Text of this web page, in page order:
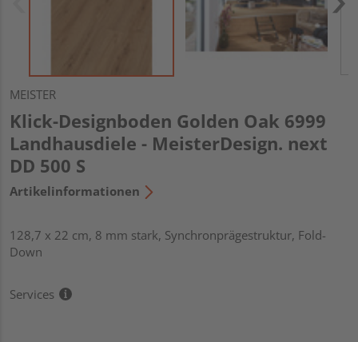
MEISTER
Klick-Designboden Golden Oak 6999
Landhausdiele - MeisterDesign. next
DD 500 S
Artikelinformationen
128,7 x 22 cm, 8 mm stark, Synchronprägestruktur, Fold-
Down
Services